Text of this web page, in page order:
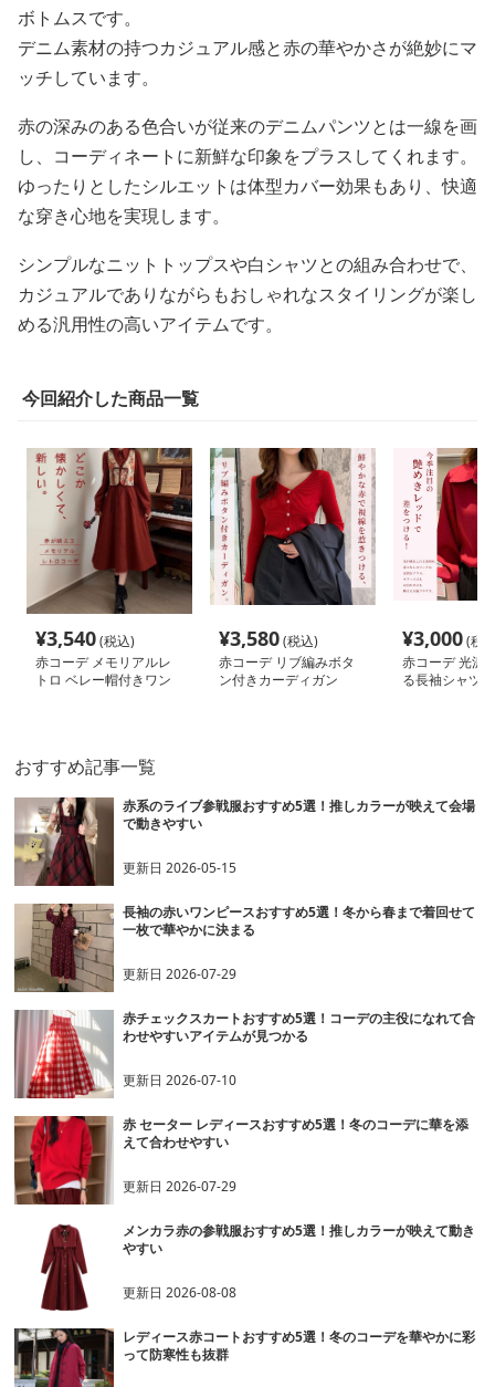
ボトムスです。
デニム素材の持つカジュアル感と赤の華やかさが絶妙にマ
ッチしています。
赤の深みのある色合いが従来のデニムパンツとは一線を画
し、コーディネートに新鮮な印象をプラスしてくれます。
ゆったりとしたシルエットは体型カバー効果もあり、快適
な穿き心地を実現します。
シンプルなニットトップスや白シャツとの組み合わせで、
カジュアルでありながらもおしゃれなスタイリングが楽し
める汎用性の高いアイテムです。
今回紹介した商品一覧
¥3,540(税込)
赤コーデ メモリアルレ
トロ ベレー帽付きワン
¥3,580(税込)
赤コーデ リブ編みボタ
ン付きカーディガン
¥3,000(税
赤コーデ 光沢
る長袖シャツ
おすすめ記事一覧
赤系のライブ参戦服おすすめ5選！推しカラーが映えて会場
で動きやすい
更新日2026-05-15
長袖の赤いワンピースおすすめ5選！冬から春まで着回せて
一枚で華やかに決まる
更新日2026-07-29
赤チェックスカートおすすめ5選！コーデの主役になれて合
わせやすいアイテムが見つかる
更新日2026-07-10
赤 セーター レディースおすすめ5選！冬のコーデに華を添
えて合わせやすい
更新日2026-07-29
メンカラ赤の参戦服おすすめ5選！推しカラーが映えて動き
やすい
更新日2026-08-08
レディース赤コートおすすめ5選！冬のコーデを華やかに彩
って防寒性も抜群